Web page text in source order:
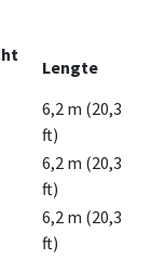
Lengte
6,2 m (20,3
ft)
6,2 m (20,3
ft)
6,2 m (20,3
ft)